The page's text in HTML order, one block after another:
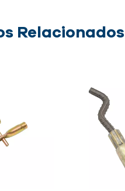
Relacionados